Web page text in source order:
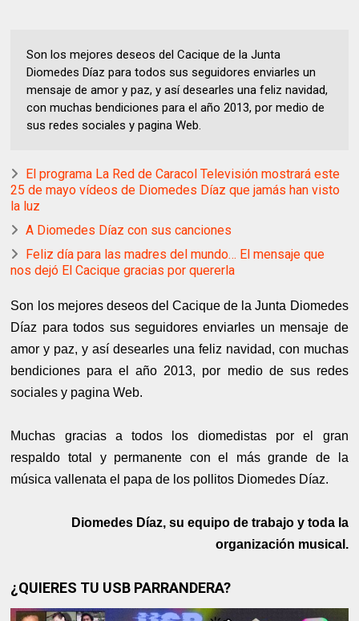
Son los mejores deseos del Cacique de la Junta
Diomedes Díaz para todos sus seguidores enviarles un
mensaje de amor y paz, y así desearles una feliz navidad,
con muchas bendiciones para el año 2013, por medio de
sus redes sociales y pagina Web.
El programa La Red de Caracol Televisión mostrará este
25 de mayo vídeos de Diomedes Díaz que jamás han visto
la luz
A Diomedes Díaz con sus canciones
Feliz día para las madres del mundo… El mensaje que
nos dejó El Cacique gracias por quererla
Son los mejores deseos del Cacique de la Junta Diomedes
Díaz para todos sus seguidores enviarles un mensaje de
amor y paz, y así desearles una feliz navidad, con muchas
bendiciones para el año 2013, por medio de sus redes
sociales y pagina Web.
Muchas gracias a todos los diomedistas por el gran
respaldo total y permanente con el más grande de la
música vallenata el papa de los pollitos Diomedes Díaz.
Diomedes Díaz, su equipo de trabajo y toda la
organización musical.
¿QUIERES TU USB PARRANDERA?